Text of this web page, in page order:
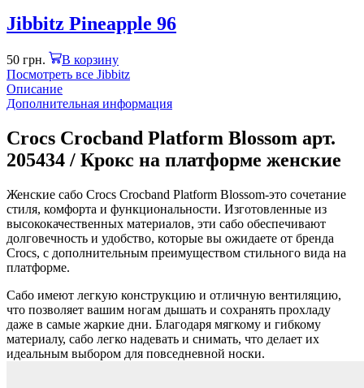
Jibbitz Pineapple 96
50 грн.
В корзину
Посмотреть все Jibbitz
Описание
Дополнительная информация
Crocs Crocband Platform Blossom арт.
205434 / Крокс на платформе женские
Женские сабо Crocs Crocband Platform Blossom-это сочетание
стиля, комфорта и функциональности. Изготовленные из
высококачественных материалов, эти сабо обеспечивают
долговечность и удобство, которые вы ожидаете от бренда
Crocs, с дополнительным преимуществом стильного вида на
платформе.
Сабо имеют легкую конструкцию и отличную вентиляцию,
что позволяет вашим ногам дышать и сохранять прохладу
даже в самые жаркие дни. Благодаря мягкому и гибкому
материалу, сабо легко надевать и снимать, что делает их
идеальным выбором для повседневной носки.